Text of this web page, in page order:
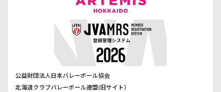
公益財団法人日本バレーボール協会
北海道クラブバレーボール連盟(旧サイト）